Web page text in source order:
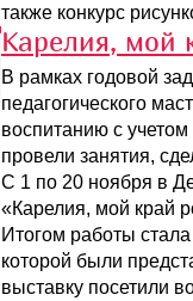
также конкурс
Карелия, мой
В рамках годовой
педагогического
воспитанию с
провели занятия,
С 1 по 20 ноября в
«Карелия, мой край
Итогом работы
которой были
выставку посетили